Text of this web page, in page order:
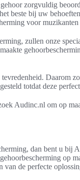
zorgvuldig
beste bij uw
voor
zullen onze
Daarom
totdat deze
Audinc.nl om op
dan bent u bij
op
van de perfecte